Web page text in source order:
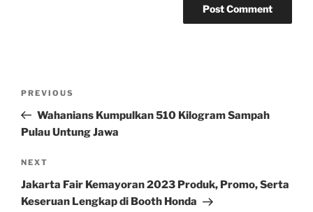
Previous
Post
PREVIOUS
Wahanians Kumpulkan 510 Kilogram Sampah
Pulau Untung Jawa
Next
Post
NEXT
Jakarta Fair Kemayoran 2023 Produk, Promo, Serta
Keseruan Lengkap di Booth Honda